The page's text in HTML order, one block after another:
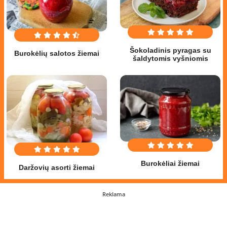
Burokėlių salotos žiemai
Šokoladinis pyragas su
šaldytomis vyšniomis
Daržovių asorti žiemai Burokėliai žiemai
Reklama